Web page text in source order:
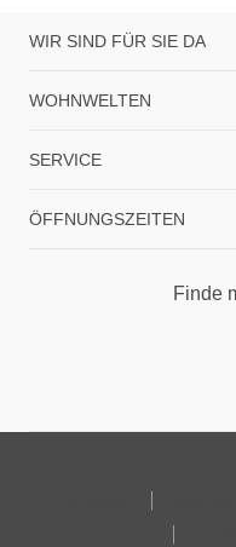
WIR SIND FÜR SIE DA
WOHNWELTEN
SERVICE
ÖFFNUNGSZEITEN
Finde